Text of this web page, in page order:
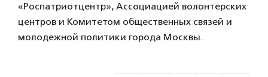
«Роспатриотцентр», Ассоциацией волонтерских
центров и Комитетом общественных связей и
молодежной политики города Москвы.